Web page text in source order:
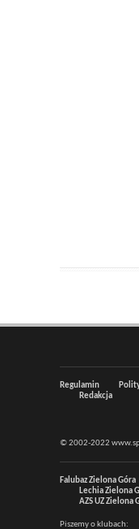
Regulamin
Redakcja
© 2002-2022
Falubaz Zielona Góra
Lechia Zielona
AZS UZ Zielona
Piszemy o klubach: